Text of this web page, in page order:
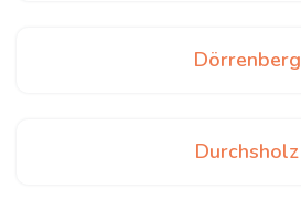
Dörrenberg
Durchsholz